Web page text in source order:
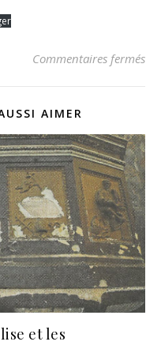
Commentaires fermés
AIMER
et les